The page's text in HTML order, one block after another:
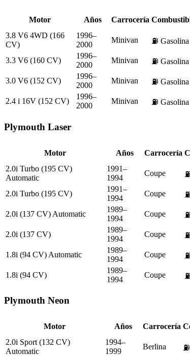
Motor Años Carrocería
3.8 V6 4WD (166
CV)
1996–
2000
Minivan ⛽ Gasolina
3.3 V6 (160 CV)
1996–
2000
Minivan ⛽ Gasolina
3.0 V6 (152 CV)
1996–
2000
Minivan ⛽ Gasolina
2.4 i 16V (152 CV)
1996–
2000
Minivan ⛽ Gasolina
Plymouth Laser
Motor Años Carrocería
2.0i Turbo (195 CV)
Automatic
1991–
1994
Coupe
2.0i Turbo (195 CV)
1991–
1994
Coupe
2.0i (137 CV) Automatic
1989–
1994
Coupe
2.0i (137 CV)
1989–
1994
Coupe
1.8i (94 CV) Automatic
1989–
1994
Coupe
1.8i (94 CV)
1989–
1994
Coupe
Plymouth Neon
Motor Años Carrocería
2.0i Sport (132 CV)
Automatic
1994–
1999
Berlina ⛽